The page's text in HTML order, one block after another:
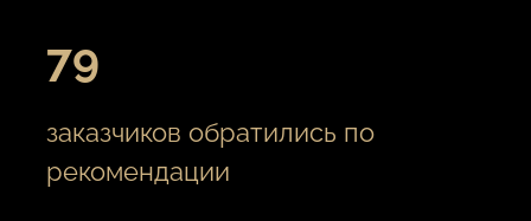
79
заказчиков обратились по
рекомендации